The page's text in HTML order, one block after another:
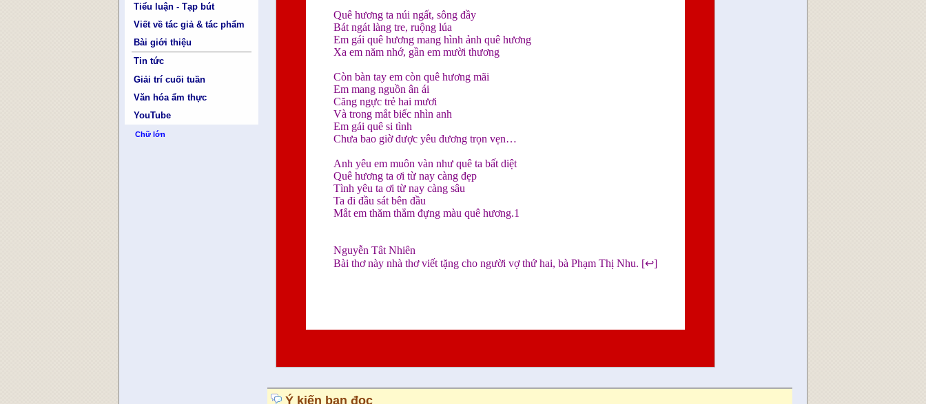
Tiểu luận - Tạp bút
Viết về tác giả & tác phẩm
Bài giới thiệu
Tin tức
Giải trí cuối tuần
Văn hóa ẩm thực
YouTube
Chữ lớn
Quê hương ta núi ngất, sông đầy
Bát ngát làng tre, ruộng lúa
Em gái quê hương mang hình ảnh quê hương
Xa em năm nhớ, gần em mười thương
Còn bàn tay em còn quê hương mãi
Em mang nguồn ân ái
Căng ngực trẻ hai mươi
Và trong mắt biếc nhìn anh
Em gái quê si tình
Chưa bao giờ được yêu đương trọn vẹn…
Anh yêu em muôn vàn như quê ta bất diệt
Quê hương ta ơi từ nay càng đẹp
Tình yêu ta ơi từ nay càng sâu
Ta đi đầu sát bên đầu
Mắt em thăm thẳm đựng màu quê hương.1
Nguyễn Tât Nhiên
Bài thơ này nhà thơ viết tặng cho người vợ thứ hai, bà Phạm Thị Nhu. [↩]
Ý kiến bạn đọc